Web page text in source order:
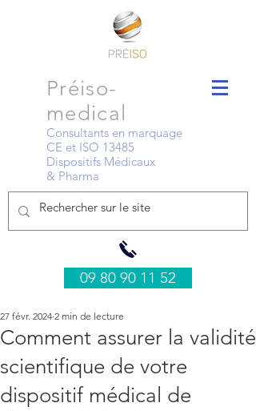
Préiso-
medical
Consultants en marquage
CE et ISO 13485
Dispositifs Médicaux
& Pharma
09 80 90 11 52
Comment assurer la validité
scientifique de votre
dispositif médical de
27 févr. 2024 2 min de lecture